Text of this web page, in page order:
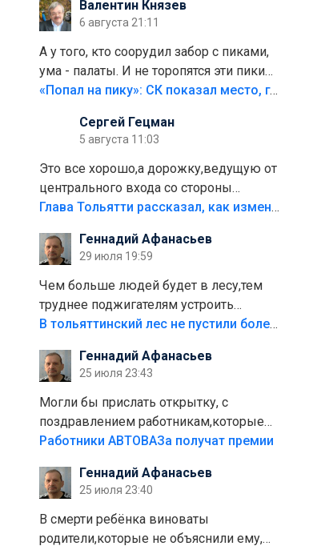
Валентин Князев
6 августа 21:11
А у того, кто соорудил забор с пиками,
ума - палаты. И не торопятся эти пики
срезать
«Попал на пику»: СК показал место, где был смертельно травмирован ребенок в Тольятти
Сергей Гецман
5 августа 11:03
Это все хорошо,а дорожку,ведущую от
центрального входа со стороны
кафе"Мираж" к аттракционам слабо
плитки не хватило,т.к.осенью и зимой
лежала в парке и испортилась.Да
еще,видимо,часть украли.
Глава Тольятти рассказал, как изменится парк Центрального района
Геннадий Афанасьев
29 июля 19:59
Чем больше людей будет в лесу,тем
труднее поджигателям устроить
пожар.Тех кто разводит костры,тех
полно стоит,почему водители всё
равно едут в лес? Штрафы мизерные.
В тольяттинский лес не пустили более тысячи автомобилей
Геннадий Афанасьев
25 июля 23:43
Могли бы прислать открытку, с
поздравлением работникам,которые
больше сорока лет отработали на
Работники АВТОВАЗа получат премии
Геннадий Афанасьев
25 июля 23:40
В смерти ребёнка виноваты
родители,которые не объяснили ему,